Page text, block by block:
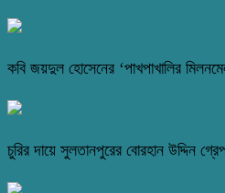
কবি জয়দুল হোসেনের ‘পাখপাখালির
চুরির দায়ে সুলতানপুরের বোরহান উদ্দিন